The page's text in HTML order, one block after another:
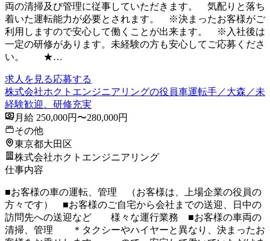
両の清掃及び管理に従事していただきます。 気配りと落ち
着いた運転能力が必要とされます。 ※決まったお客様がご
利用しますので安心して働くことが出来ます。 ※入社後は
一定の研修があります。未経験の方も安心してご応募くださ
い。 ★…
求人を見る応募する
株式会社ホクトエンジニアリングの役員車運転手／大森／未
経験歓迎、研修充実
月給 250,000円〜280,000円
その他
東京都大田区
株式会社ホクトエンジニアリング
仕事内容
■お客様の車の運転、管理 （お客様は、上場企業の役員の
方々です） ■お客様のご自宅から会社までの送迎、日中の
訪問先への送迎など 様々な運行業務 ■お客様の車両の
清掃、管理 ＊タクシーやハイヤーと異なり、決まったお